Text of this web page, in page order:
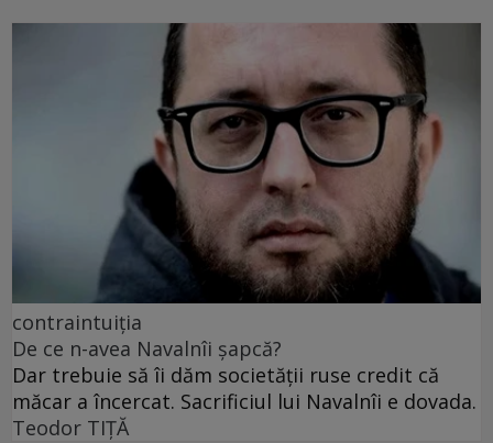
contraintuiția
De ce n-avea Navalnîi șapcă?
Dar trebuie să îi dăm societății ruse credit că
măcar a încercat. Sacrificiul lui Navalnîi e dovada.
Teodor TIŢĂ